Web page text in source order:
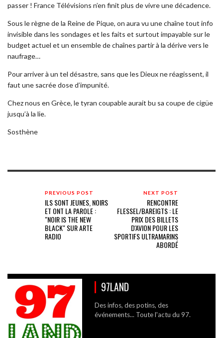
passer ! France Télévisions n’en finit plus de vivre une décadence.
Sous le règne de la Reine de Pique, on aura vu une chaîne tout info
invisible dans les sondages et les faits et surtout impayable sur le
budget actuel et un ensemble de chaînes partir à la dérive vers le
naufrage…
Pour arriver à un tel désastre, sans que les Dieux ne réagissent, il
faut une sacrée dose d’impunité.
Chez nous en Grèce, le tyran coupable aurait bu sa coupe de cigüe
jusqu’à la lie.
Sosthène
PREVIOUS POST
ILS SONT JEUNES, NOIRS
ET ONT LA PAROLE :
"NOIR IS THE NEW
BLACK" SUR ARTE
RADIO
NEXT POST
RENCONTRE
FLESSEL/BAREIGTS : LE
PRIX DES BILLETS
D'AVION POUR LES
SPORTIFS ULTRAMARINS
ABORDÉ
97LAND
Des infos, des potins, des
événements... Toute l'actu du 97.